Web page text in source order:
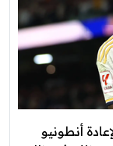
أنطونيو